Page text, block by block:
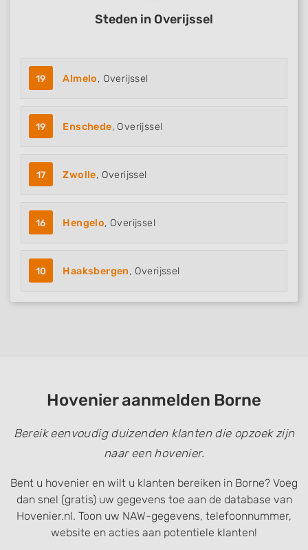
Steden in Overijssel
19 Almelo, Overijssel
19 Enschede, Overijssel
17 Zwolle, Overijssel
16 Hengelo, Overijssel
10 Haaksbergen, Overijssel
Hovenier aanmelden Borne
Bereik eenvoudig duizenden klanten die opzoek zijn
naar een hovenier.
Bent u hovenier en wilt u klanten bereiken in Borne? Voeg
dan snel (gratis) uw gegevens toe aan de database van
Hovenier.nl. Toon uw NAW-gegevens, telefoonnummer,
website en acties aan potentiele klanten!